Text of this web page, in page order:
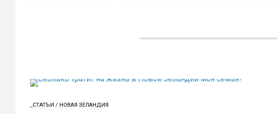
_СТАТЪИ / НОВАЯ ЗЕЛАНДИЯ